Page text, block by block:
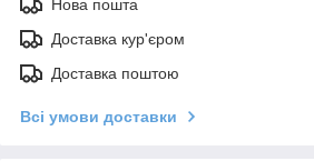
Нова пошта
Доставка кур'єром
Доставка поштою
Всі умови доставки